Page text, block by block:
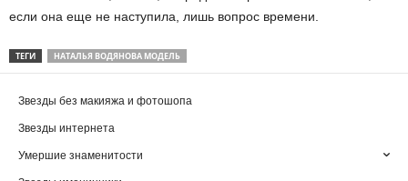
если она еще не наступила, лишь вопрос времени.
ТЕГИ НАТАЛЬЯ ВОДЯНОВА МОДЕЛЬ
Звезды без макияжа и фотошопа
Звезды интернета
Умершие знаменитости